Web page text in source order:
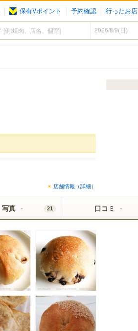
保有Vポイント 予約確認 行ったお店
店舗情報（詳細）
写真 21 口コミ